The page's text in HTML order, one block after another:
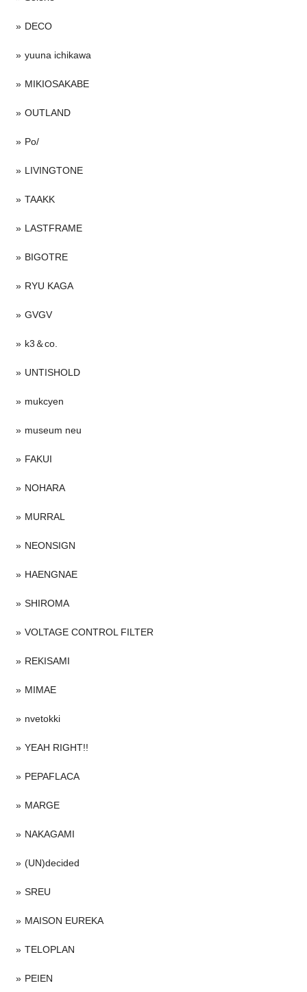
DECO
yuuna ichikawa
MIKIOSAKABE
OUTLAND
Po/
LIVINGTONE
TAAKK
LASTFRAME
BIGOTRE
RYU KAGA
GVGV
k3＆co.
UNTISHOLD
mukcyen
museum neu
FAKUI
NOHARA
MURRAL
NEONSIGN
HAENGNAE
SHIROMA
VOLTAGE CONTROL FILTER
REKISAMI
MIMAE
nvetokki
YEAH RIGHT!!
PEPAFLACA
MARGE
NAKAGAMI
(UN)decided
SREU
MAISON EUREKA
TELOPLAN
PEIEN